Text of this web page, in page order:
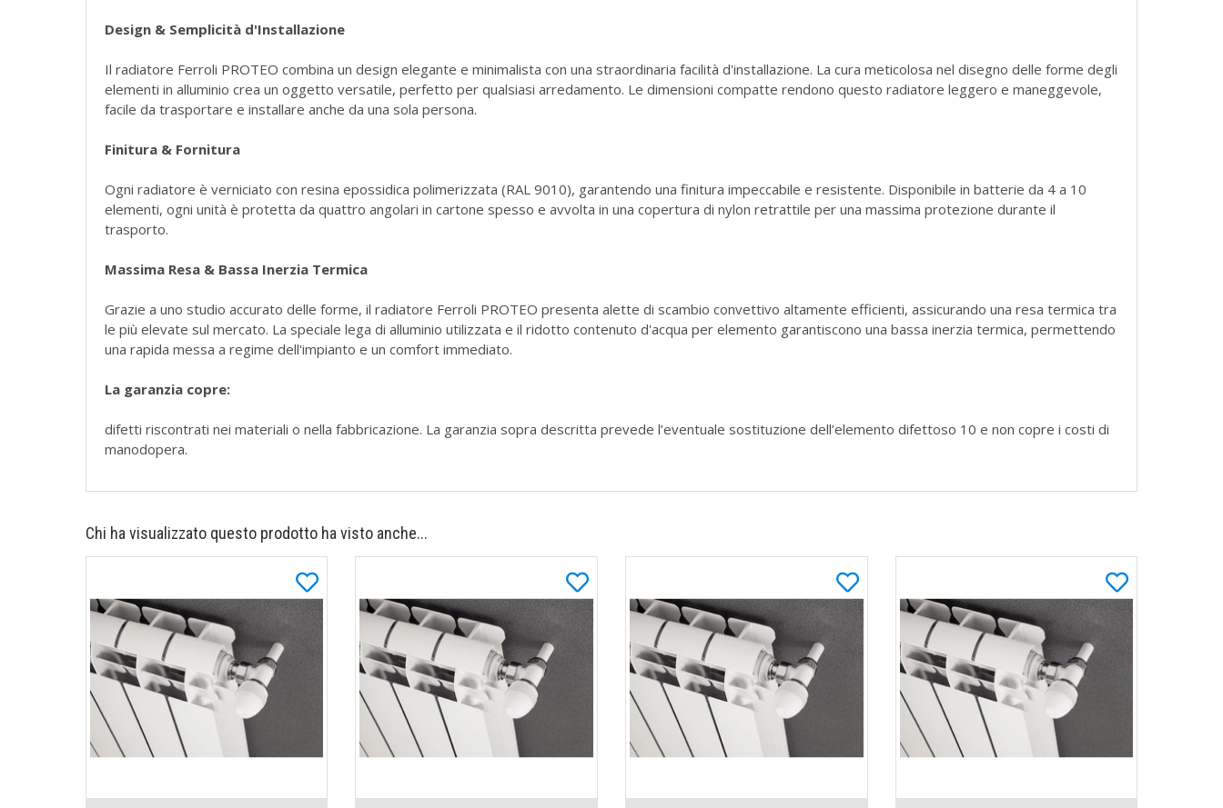
Design & Semplicità d'Installazione
Il radiatore Ferroli PROTEO combina un design elegante e minimalista con una straordinaria facilità d'installazione. La cura meticolosa nel disegno delle forme degli
elementi in alluminio crea un oggetto versatile, perfetto per qualsiasi arredamento. Le dimensioni compatte rendono questo radiatore leggero e maneggevole,
facile da trasportare e installare anche da una sola persona.
Finitura & Fornitura
Ogni radiatore è verniciato con resina epossidica polimerizzata (RAL 9010), garantendo una finitura impeccabile e resistente. Disponibile in batterie da 4 a 10
elementi, ogni unità è protetta da quattro angolari in cartone spesso e avvolta in una copertura di nylon retrattile per una massima protezione durante il
trasporto.
Massima Resa & Bassa Inerzia Termica
Grazie a uno studio accurato delle forme, il radiatore Ferroli PROTEO presenta alette di scambio convettivo altamente efficienti, assicurando una resa termica tra
le più elevate sul mercato. La speciale lega di alluminio utilizzata e il ridotto contenuto d'acqua per elemento garantiscono una bassa inerzia termica, permettendo
una rapida messa a regime dell'impianto e un comfort immediato.
La garanzia copre:
difetti riscontrati nei materiali o nella fabbricazione. La garanzia sopra descritta prevede l’eventuale sostituzione dell’elemento difettoso 10 e non copre i costi di
manodopera.
Chi ha visualizzato questo prodotto ha visto anche...